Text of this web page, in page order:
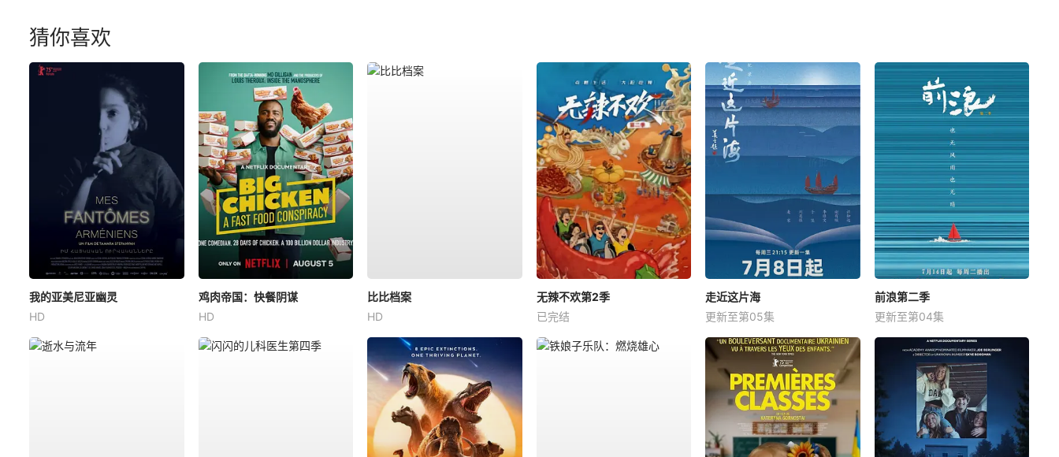
猜你喜欢
我的亚美尼亚幽灵
HD
鸡肉帝国：快餐阴谋
HD
比比档案
HD
无辣不欢第2季
已完结
走近这片海
更新至第05集
前浪第二季
更新至第04集